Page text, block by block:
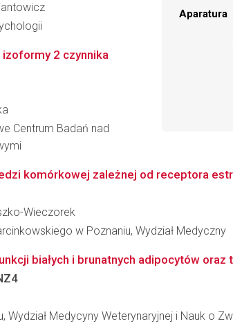
Aparatura
2 czynnika
Centrum Badań nad
komórkowej zależnej od receptora
Wieczorek
w Poznaniu, Wydział Medyczny
białych i brunatnych adipocytów
Wydział Medycyny Weterynaryjnej i Nauk o